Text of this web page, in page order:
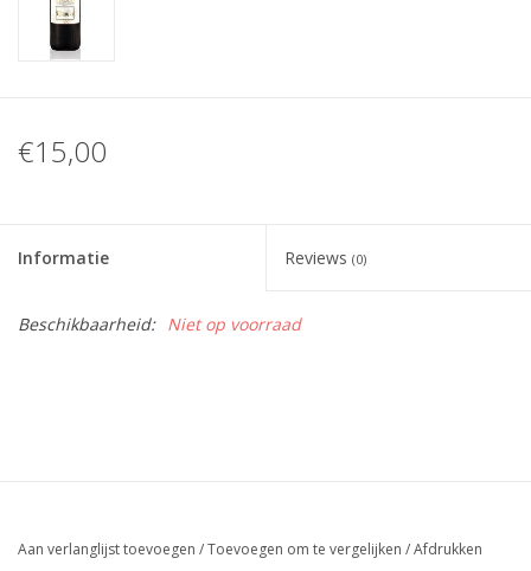
€15,00
Informatie Reviews (0)
Beschikbaarheid: Niet op voorraad
Aan verlanglijst toevoegen /Toevoegen om te vergelijken /Afdrukken